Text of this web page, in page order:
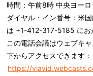
時間：午前8時 中央ヨーロ
ダイヤル・イン番号：米
は +1-412-317-5185 にお
この電話会議はウェブキ
下からアクセスできます：
https://